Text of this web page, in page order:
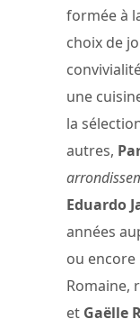
formée à
choix de
une
la
autres,
Eduardo
années
ou encore
Romaine,
et Gaëlle